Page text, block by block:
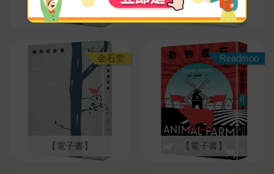
【電子書】 【電子書】
金石堂
【電子書】
Readmoo
【電子書】